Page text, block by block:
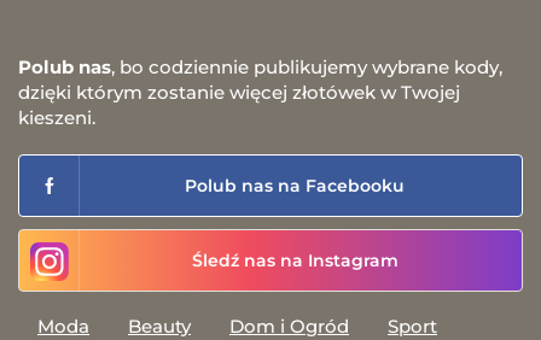
Polub nas, bo codziennie publikujemy wybrane kody,
dzięki którym zostanie więcej złotówek w Twojej
kieszeni.
Polub nas na Facebooku
Śledź nas na Instagram
Moda Beauty Dom i Ogród
Sport